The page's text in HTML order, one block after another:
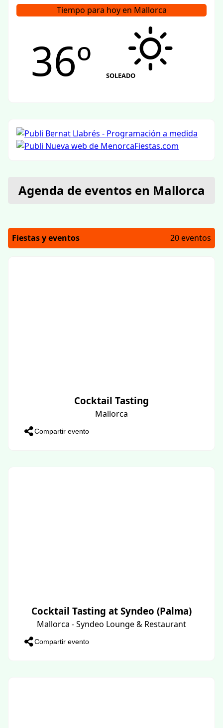
Tiempo para hoy en Mallorca
36º SOLEADO
Agenda de eventos en Mallorca
Fiestas y eventos 20 eventos
Cocktail Tasting
Mallorca
Compartir evento
Cocktail Tasting at Syndeo (Palma)
Mallorca - Syndeo Lounge & Restaurant
Compartir evento